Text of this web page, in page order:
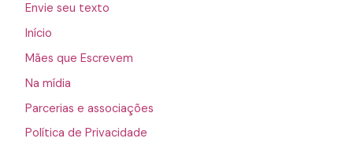
Envie seu texto
Início
Mães que Escrevem
Na mídia
Parcerias e associações
Política de Privacidade